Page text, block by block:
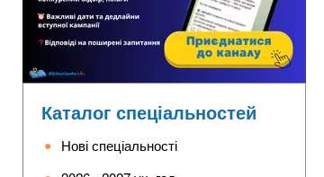
Каталог спеціальностей
Нові спеціальності